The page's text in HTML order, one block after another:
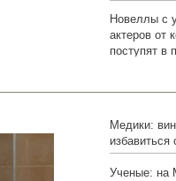
Новеллы с
актеров от
поступят в
Медики:
избавиться
Ученые: на